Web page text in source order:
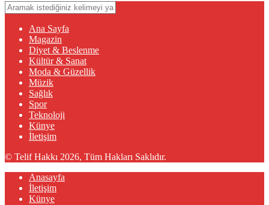
Ana Sayfa
Magazin
Diyet & Beslenme
Kültür & Sanat
Moda & Güzellik
Müzik
Sağlık
Spor
Teknoloji
Künye
İletişim
© Telif Hakkı 2026, Tüm Hakları Saklıdır.
Anasayfa
İletişim
Künye